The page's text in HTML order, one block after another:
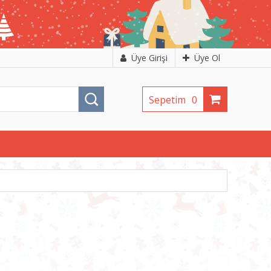
Üye Girişi Üye Ol
Sepetim 0